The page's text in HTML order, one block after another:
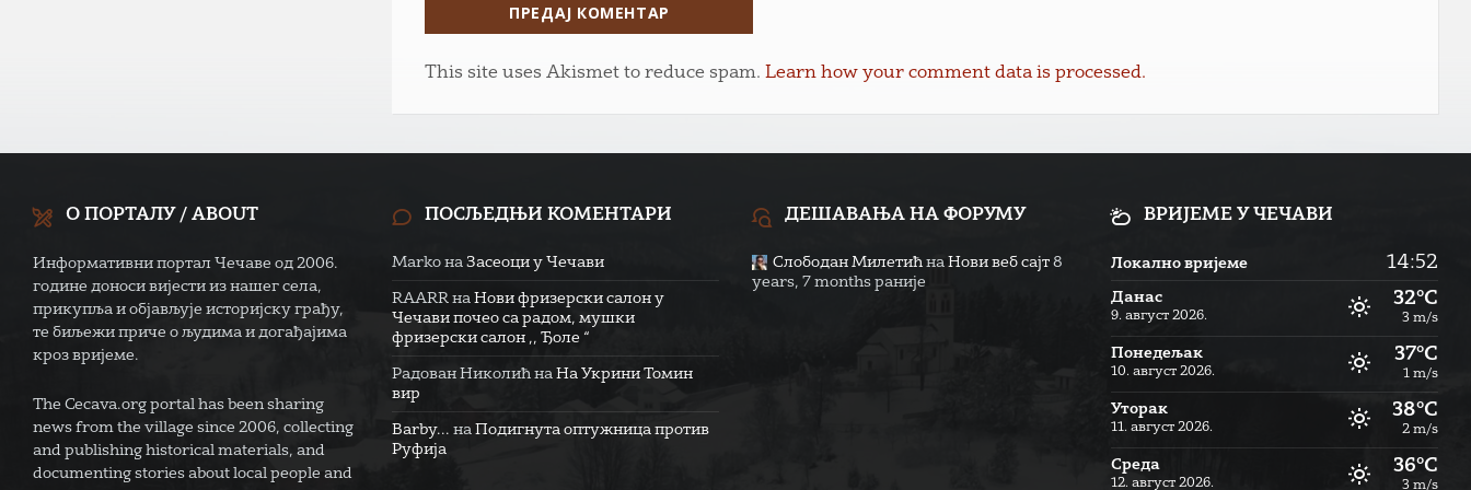
This site uses Akismet to reduce spam.Learn how your comment data is processed.
О ПОРТАЛУ / ABOUT
Информативни портал Чечаве од 2006.
године доноси вијести из нашег села,
прикупља и објављује историјску грађу,
те биљежи приче о људима и догађајима
кроз вријеме.
The Cecava.org portal has been sharing
news from the village since 2006, collecting
and publishing historical materials, and
documenting stories about local people and
ПОСЉЕДЊИ КОМЕНТАРИ
Marko наЗасеоци у Чечави
RAARR наНови фризерски салон у
Чечави почео са радом, мушки
фризерски салон ,, Ђоле “
Радован Николић наНа Укрини Томин
вир
Barby... наПодигнута оптужница против
Руфија
ДЕШАВАЊА НА ФОРУМУ
Слободан Милетићна Нови веб сајт 8
years, 7 months раније
ВРИЈЕМЕ У ЧЕЧАВИ
Локално вријеме 14:52
Данас
9. август 2026.
32°C
3 m/s
Понедељак
10. август 2026.
37°C
1 m/s
Уторак
11. август 2026.
38°C
2 m/s
Cреда
12. август 2026.
36°C
3 m/s